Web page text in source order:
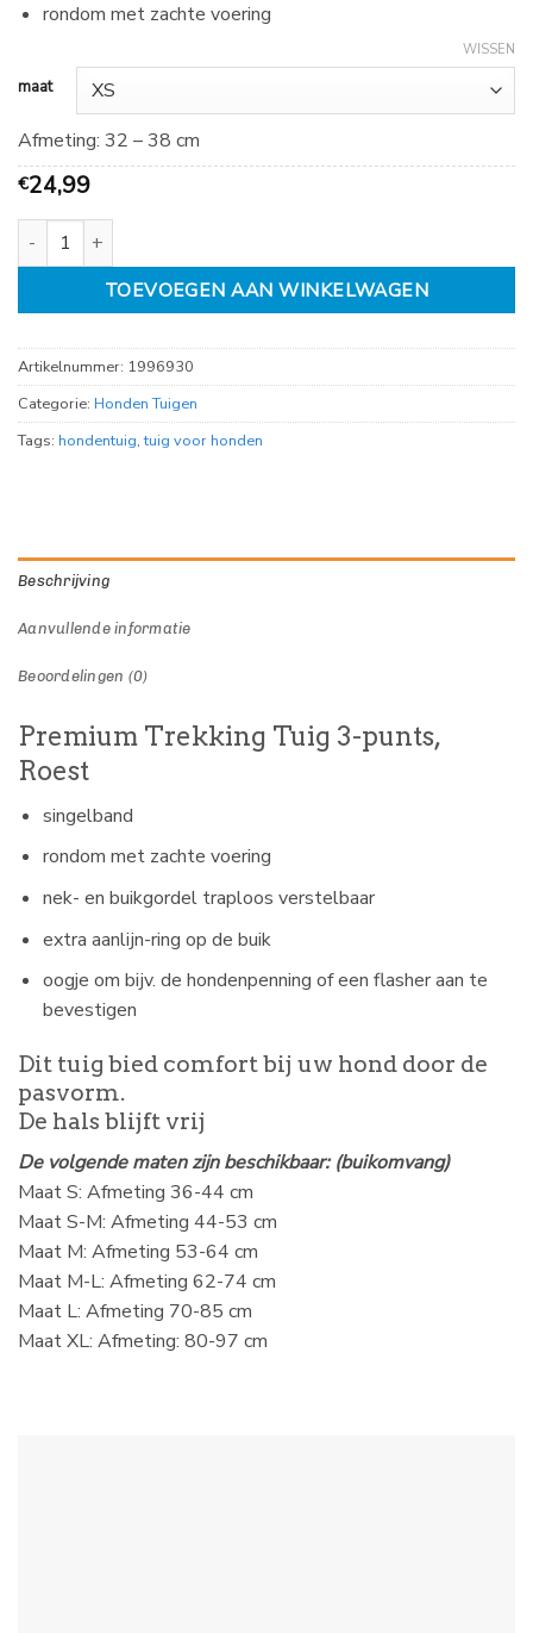
rondom met zachte voering
maat
WISSEN
Afmeting: 32 – 38 cm
€24,99
Premium Trekking Tuig 3-punts, Roest diverse maten aantal
TOEVOEGEN AAN WINKELWAGEN
Artikelnummer: 1996930
Categorie: Honden Tuigen
Tags: hondentuig,tuig voor honden
Beschrijving
Aanvullende informatie
Beoordelingen (0)
Premium Trekking Tuig 3-punts,
Roest
singelband
rondom met zachte voering
nek- en buikgordel traploos verstelbaar
extra aanlijn-ring op de buik
oogje om bijv. de hondenpenning of een flasher aan te
bevestigen
Dit tuig bied comfort bij uw hond door de
pasvorm.
De hals blijft vrij
De volgende maten zijn beschikbaar: (buikomvang)
Maat S: Afmeting 36-44 cm
Maat S-M: Afmeting 44-53 cm
Maat M: Afmeting 53-64 cm
Maat M-L: Afmeting 62-74 cm
Maat L: Afmeting 70-85 cm
Maat XL: Afmeting: 80-97 cm